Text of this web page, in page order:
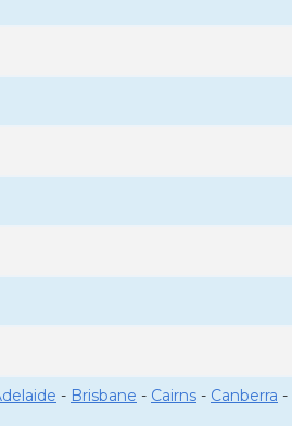
- Brisbane - Cairns - Canberra -